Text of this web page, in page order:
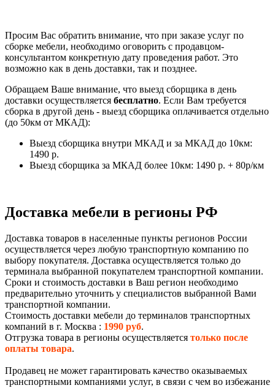
Просим Вас обратить внимание, что при заказе услуг по
сборке мебели, необходимо оговорить с продавцом-
консультантом конкретную дату проведения работ. Это
возможно как в день доставки, так и позднее.
Обращаем Ваше внимание, что выезд сборщика в день
доставки осуществляется бесплатно. Если Вам требуется
сборка в другой день - выезд сборщика оплачивается отдельно
(до 50км от МКАД):
Выезд сборщика внутри МКАД и за МКАД до 10км:
1490 р.
Выезд сборщика за МКАД более 10км: 1490 р. + 80р/км
Доставка мебели в регионы РФ
Доставка товаров в населенные пункты регионов России
осуществляется через любую транспортную компанию по
выбору покупателя. Доставка осуществляется только до
терминала выбранной покупателем транспортной компании.
Сроки и стоимость доставки в Ваш регион необходимо
предварительно уточнить у специалистов выбранной Вами
транспортной компании.
Стоимость доставки мебели до терминалов транспортных
компаний в г. Москва : 1990 руб.
Отгрузка товара в регионы осуществляется только после
оплаты товара.
Продавец не может гарантировать качество оказываемых
транспортными компаниями услуг, в связи с чем во избежание